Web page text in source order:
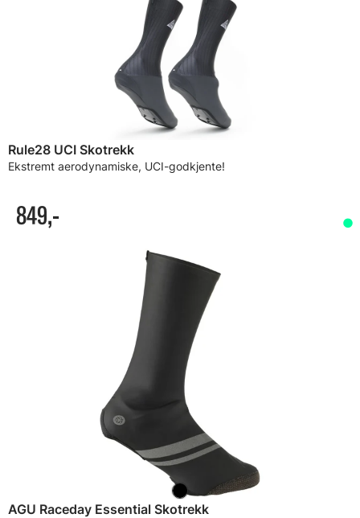
Rule28 UCI Skotrekk
Ekstremt aerodynamiske, UCI-godkjente!
849,-
AGU Raceday Essential Skotrekk